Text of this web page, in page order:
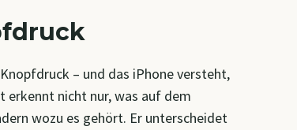
– und das iPhone versteht,
erkennt nicht nur, was auf dem
wozu es gehört. Er unterscheidet